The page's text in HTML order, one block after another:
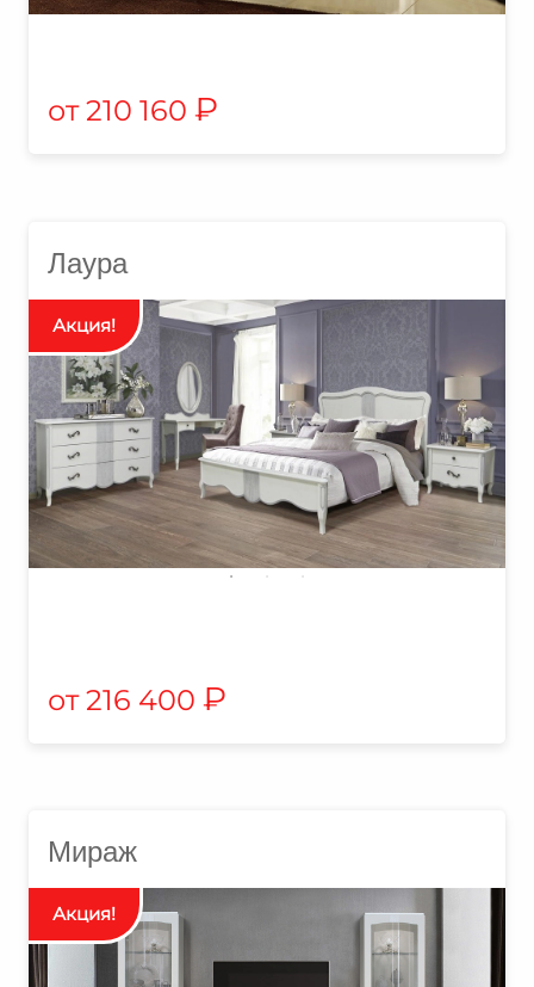
210 160 ₽
Лаура
216 400 ₽
Мираж